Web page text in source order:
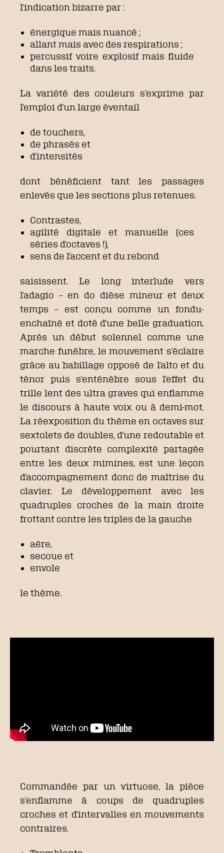
l’indication bizarre par :
énergique mais nuancé ;
allant mais avec des respirations ;
percussif voire explosif mais fluide
dans les traits.
La variété des couleurs s’exprime par
l’emploi d’un large éventail
de touchers,
de phrasés et
d’intensités
dont bénéficient tant les passages
enlevés que les sections plus retenues.
Contrastes,
agilité digitale et manuelle (ces
séries d’octaves !),
sens de l’accent et du rebond
saisissent. Le long interlude vers
l’adagio – en do dièse mineur et deux
temps – est conçu comme un fondu-
enchaîné et doté d’une belle graduation.
Après un début solennel comme une
marche funèbre, le mouvement s’éclaire
grâce au babillage opposé de l’alto et du
ténor puis s’enténèbre sous l’effet du
trille lent des ultra graves qui enflamme
le discours à haute voix ou à demi-mot.
La réexposition du thème en octaves sur
sextolets de doubles, d’une redoutable et
pourtant discrète complexité partagée
entre les deux mimines, est une leçon
d’accompagnement donc de maîtrise du
clavier. Le développement avec les
quadruples croches de la main droite
frottant contre les triples de la gauche
aère,
secoue et
envole
le thème.
Commandée par un virtuose, la pièce
s’enflamme à coups de quadruples
croches et d’intervalles en mouvements
contraires.